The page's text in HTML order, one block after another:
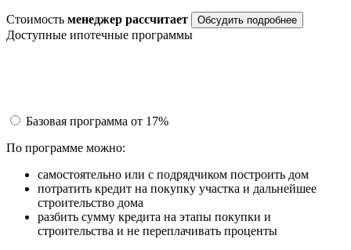
Стоимость менеджер рассчитает Обсудить подробнее
Доступные ипотечные программы
Базовая программа от 17%
По программе можно:
самостоятельно или с подрядчиком построить дом
потратить кредит на покупку участка и дальнейшее
строительство дома
разбить сумму кредита на этапы покупки и
строительства и не переплачивать проценты